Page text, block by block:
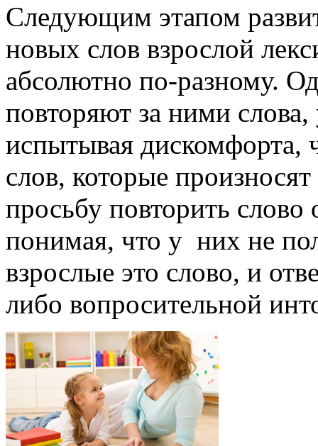
Следующим этапом
новых слов взрослой
абсолютно по-разному.
повторяют за ними
испытывая дискомфорта,
слов, которые
просьбу повторить слово
понимая, что у них не
взрослые это слово, и
либо вопросительной